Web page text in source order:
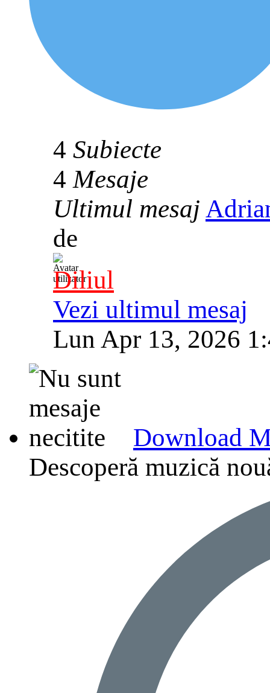
4 Subiecte
4Mesaje
Ultimul mesaj
de
Diliul
Vezi ultimul mesaj
Lun Apr 13, 2026
Download
Descoperă muzică